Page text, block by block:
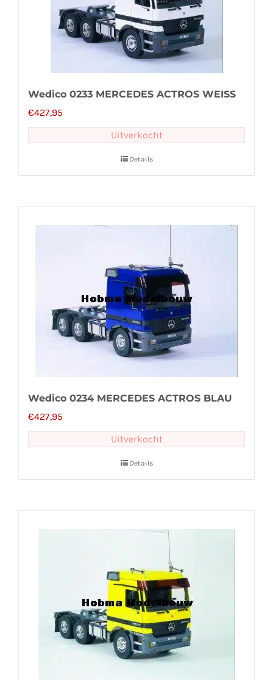
Wedico 0233 MERCEDES ACTROS WEISS
€427,95
Uitverkocht
Details
Wedico 0234 MERCEDES ACTROS BLAU
€427,95
Uitverkocht
Details